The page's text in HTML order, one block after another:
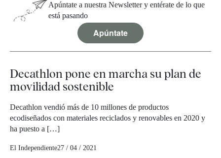
Apúntate a nuestra Newsletter y entérate de lo que
está pasando
Apúntate
Decathlon pone en marcha su plan de
movilidad sostenible
Decathlon vendió más de 10 millones de productos
ecodiseñados con materiales reciclados y renovables en 2020 y
ha puesto a […]
El Independiente27 / 04 / 2021